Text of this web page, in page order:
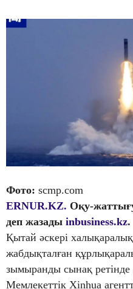
Фото: scmp.com
ERNUR.KZ. Оқу-
деп жазады inbusiness.kz.
Қытай әскері
жабдықталған
зымыранды сынақ
Мемлекеттік Xinhua